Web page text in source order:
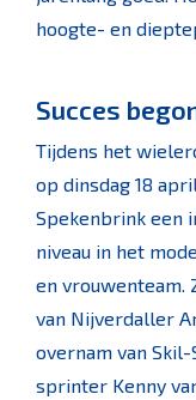
hoogte- en
Succes
Tijdens het
op dinsdag 18
Spekenbrink een
niveau in het
en vrouwenteam.
van Nijverdaller
overnam van
sprinter Kenny